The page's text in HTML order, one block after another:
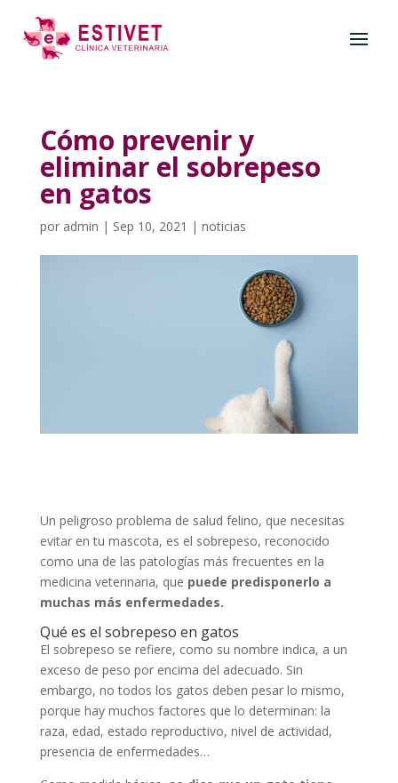
Cómo prevenir y
eliminar el sobrepeso
en gatos
por admin | Sep 10, 2021 | noticias
Un peligroso problema de salud felino, que necesitas
evitar en tu mascota, es el sobrepeso, reconocido
como una de las patologías más frecuentes en la
medicina veterinaria, que puede predisponerlo a
muchas más enfermedades.
Qué es el sobrepeso en gatos
El sobrepeso se refiere, como su nombre indica, a un
exceso de peso por encima del adecuado. Sin
embargo, no todos los gatos deben pesar lo mismo,
porque hay muchos factores que lo determinan: la
raza, edad, estado reproductivo, nivel de actividad,
presencia de enfermedades…